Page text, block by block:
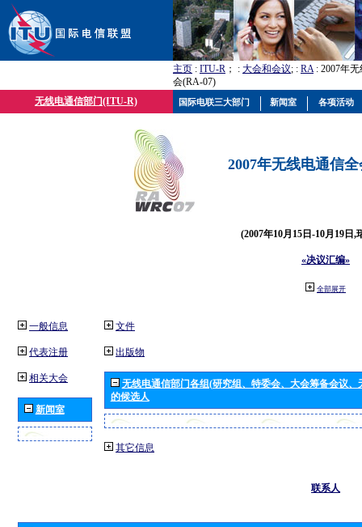
主页 : ITU-R ； : 大会和会议; : RA: 2007年
会(RA-07)
无线电通信部门(ITU-R)
2007年无线电通信
(2007年10月15日-10月19日,
«决议汇编»
全部展开
一般信息
代表注册
相关大会
新闻室
文件
出版物
无线电通信部门各组(研究组、特委会、大会筹备会议
的候选人
其它信息
联系人
国际电联三大部门 新闻室 各项活动